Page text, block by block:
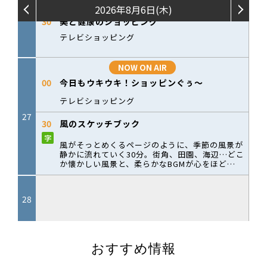
おすすめ情報